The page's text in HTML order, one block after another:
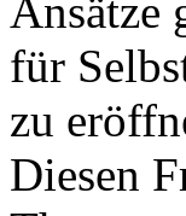
Ansätze
für
zu
Diesen